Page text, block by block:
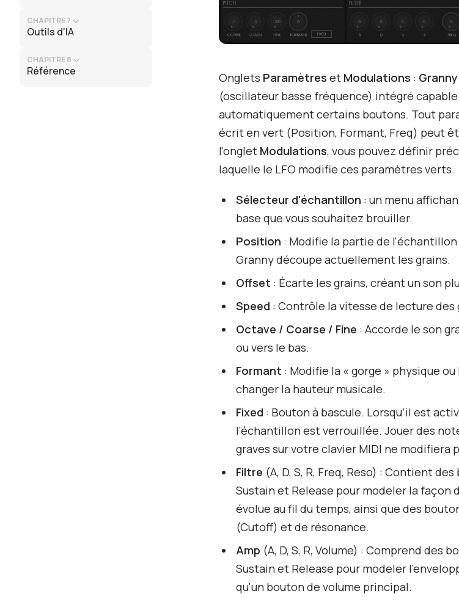
CHAPITRE 7
Outils d'IA
CHAPITRE 8
Référence Onglets Paramètres et Modulations : Granny
(oscillateur basse fréquence) intégré
automatiquement certains boutons. Tout
écrit en vert (Position, Formant, Freq) peut
l'onglet Modulations, vous pouvez définir
laquelle le LFO modifie ces paramètres verts.
Sélecteur d'échantillon : un menu
base que vous souhaitez brouiller.
Position : Modifie la partie de
Granny découpe actuellement les grains.
Offset : Écarte les grains, créant un son
Speed : Contrôle la vitesse de lecture des
Octave / Coarse / Fine : Accorde le son
ou vers le bas.
Formant : Modifie la « gorge » physique
changer la hauteur musicale.
Fixed : Bouton à bascule. Lorsqu’il est
l’échantillon est verrouillée. Jouer des
graves sur votre clavier MIDI ne modifiera
Filtre (A, D, S, R, Freq, Reso) : Contient
Sustain et Release pour modeler la façon
évolue au fil du temps, ainsi que des
(Cutoff) et de résonance.
Amp (A, D, S, R, Volume) : Comprend des
Sustain et Release pour modeler
qu'un bouton de volume principal.